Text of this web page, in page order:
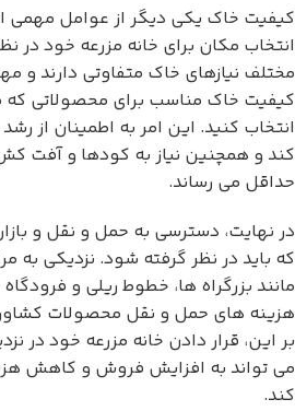
کیفیت خاک یکی دیگر از عوامل مهمی
انتخاب مکان برای خانه مزرعه خود در
مختلف نیازهای خاک متفاوتی دارند و
کیفیت خاک مناسب برای محصولاتی که
انتخاب کنید. این امر به اطمینان از
کند و همچنین نیاز به کودها و آفت
حداقل می رساند.
در نهایت، دسترسی به حمل و نقل و
که باید در نظر گرفته شود. نزدیکی به
مانند بزرگراه ها، خطوط ریلی و
هزینه های حمل و نقل محصولات
بر این، قرار دادن خانه مزرعه خود در
می تواند به افزایش فروش و کاهش
کند.